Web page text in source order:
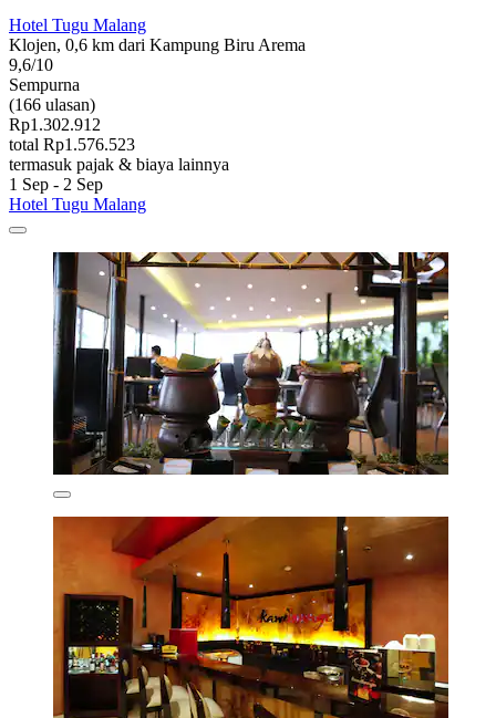
Hotel Tugu Malang
Klojen, 0,6 km dari Kampung Biru Arema
9,6/10
Sempurna
(166 ulasan)
Rp1.302.912
total Rp1.576.523
termasuk pajak & biaya lainnya
1 Sep - 2 Sep
Hotel Tugu Malang